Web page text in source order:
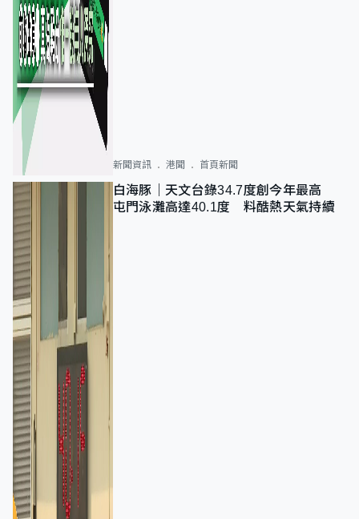
新聞資訊 港聞 首頁新聞
白海豚｜天文台錄34.7度創今年最高
屯門泳灘高達40.1度 料酷熱天氣持續